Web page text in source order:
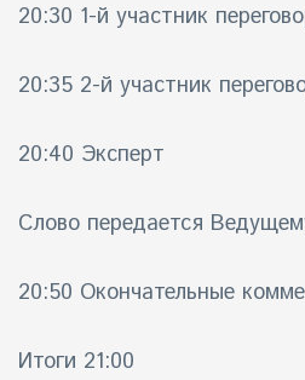
20:30 1-й участник
20:35 2-й участник
20:40 Эксперт
Слово передается
20:50 Окончательные
Итоги 21:00